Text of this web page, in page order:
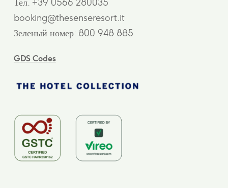
Тел. +39 0566 280035
booking@thesenseresort.it
Зеленый номер: 800 948 885
GDS Codes